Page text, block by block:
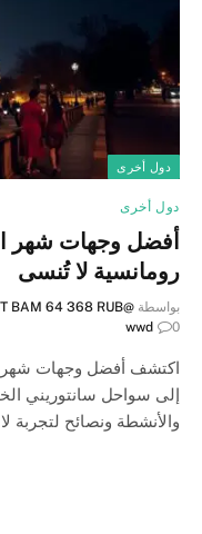
دول أخرى
دول أخرى
رومانسية لا تُنسى
بواسطة
BAM 64 368 RUB
wwd
0
اكتشف أفضل وجهات شهر
إلى سواحل سانتوريني
والأنشطة ونصائح لتجربة